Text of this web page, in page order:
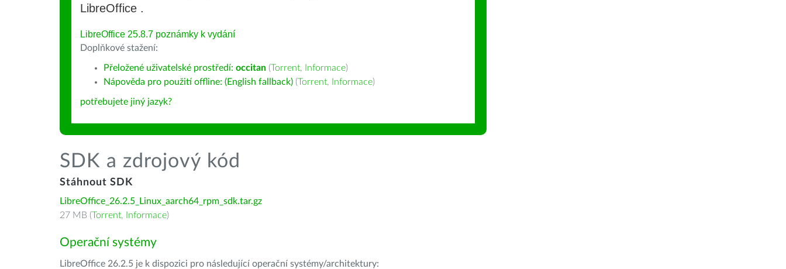
LibreOffice .
LibreOffice 25.8.7 poznámky k vydání
Doplňkové stažení:
Přeložené uživatelské prostředí: occitan (Torrent, Informace)
Nápověda pro použití offline: (English fallback) (Torrent, Informace)
potřebujete jiný jazyk?
SDK a zdrojový kód
Stáhnout SDK
LibreOffice_26.2.5_Linux_aarch64_rpm_sdk.tar.gz
27 MB (Torrent, Informace)
Operační systémy
LibreOffice 26.2.5 je k dispozici pro následující operační systémy/architektury: